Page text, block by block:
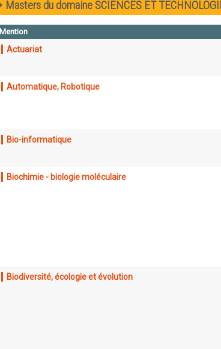
Masters du domaine SCIENCES ET
Mention
Actuariat
Automatique, Robotique
Bio-informatique
Biochimie - biologie moléculaire
Biodiversité, écologie et évolution